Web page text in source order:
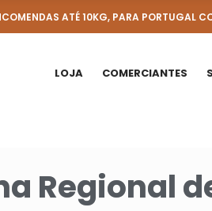
ATÉ 10KG, PARA PORTUGAL
LOJA COMERCIANTES
Regional